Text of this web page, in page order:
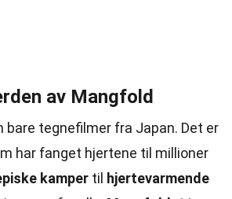
av Mangfold
bare tegnefilmer fra Japan. Det er
har fanget hjertene til millioner
kamper til hjertevarmende